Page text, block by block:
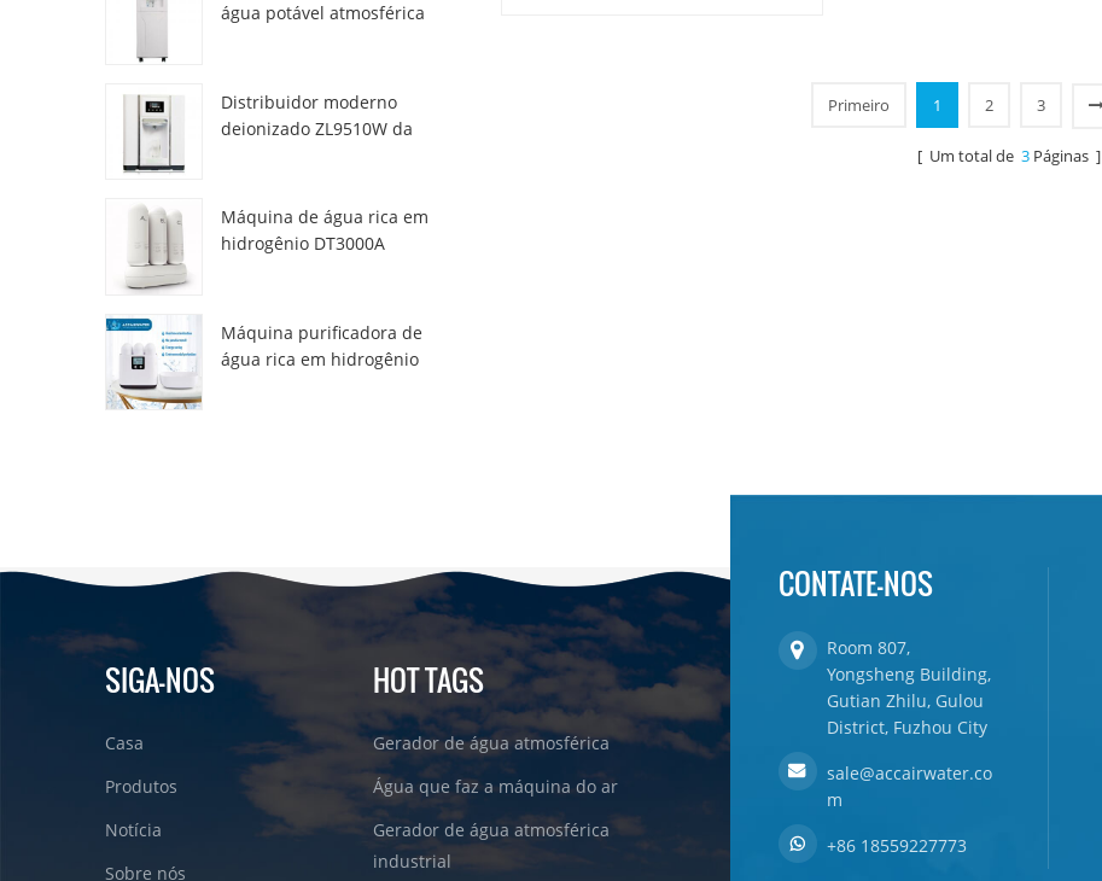
água potável atmosférica
Distribuidor moderno
deionizado ZL9510W da
Máquina de água rica em
hidrogênio DT3000A
Máquina purificadora de
água rica em hidrogênio
Primeiro
1 2 3
[ Um total de 3Páginas ]
SIGA-NOS
Casa
Produtos
Notícia
Sobre nós
HOT TAGS
Gerador de água atmosférica
Água que faz a máquina do ar
Gerador de água atmosférica
industrial
CONTATE-NOS
Room 807,
Yongsheng Building,
Gutian Zhilu, Gulou
District, Fuzhou City
sale@accairwater.co
m
+86 18559227773